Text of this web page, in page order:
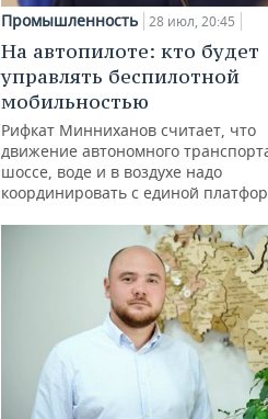
Промышленность 28 июл, 20:45
На автопилоте: кто будет
управлять беспилотной
мобильностью
Рифкат Минниханов считает, что
движение автономного
шоссе, воде и в воздухе надо
координировать с единой